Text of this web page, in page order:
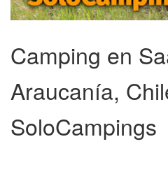
Camping en
Araucanía,
SoloCampings